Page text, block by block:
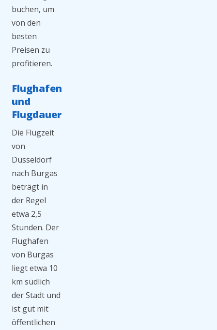
buchen, um
von den
besten
Preisen zu
profitieren.
Flughafen
und
Flugdauer
Die Flugzeit
von
Düsseldorf
nach Burgas
beträgt in
der Regel
etwa 2,5
Stunden. Der
Flughafen
von Burgas
liegt etwa 10
km südlich
der Stadt und
ist gut mit
öffentlichen